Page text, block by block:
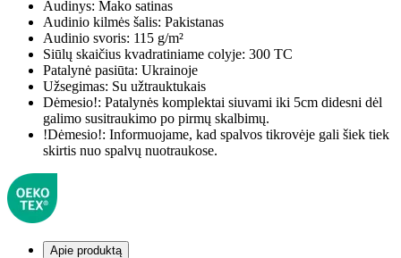
Audinys: Mako satinas
Audinio kilmės šalis: Pakistanas
Audinio svoris: 115 g/m²
Siūlų skaičius kvadratiniame colyje: 300 TC
Patalynė pasiūta: Ukrainoje
Užsegimas: Su užtrauktukais
Dėmesio!: Patalynės komplektai siuvami iki 5cm didesni dėl
galimo susitraukimo po pirmų skalbimų.
!Dėmesio!: Informuojame, kad spalvos tikrovėje gali šiek tiek
skirtis nuo spalvų nuotraukose.
Apie produktą